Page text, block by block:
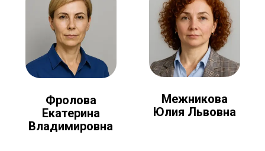
Фролова
Екатерина
Владимировна
Межникова
Юлия Львовна